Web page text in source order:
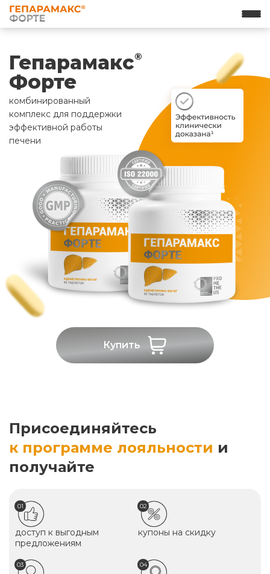
Гепарамакс®
Форте
комбинированный
комплекс для поддержки
эффективной работы
печени
Купить
Присоединяйтесь
к программе лояльности и
получайте
01
доступ к выгодным
предложениям
02
купоны на скидку
03 04